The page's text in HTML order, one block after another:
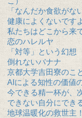
「なんだか食欲が
健康によくないです
私たちはどこから来
恋のハレルヤ
「対等」という幻想
倒れないバナナ
京都大学吉田寮のこ
AIによる知性の価値
今できる精一杯が、
できない自分にでき
地球温暖化の救世主